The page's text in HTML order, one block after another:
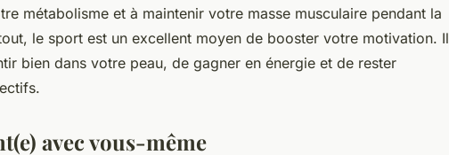
métabolisme et à maintenir votre masse musculaire pendant la
le sport est un excellent moyen de booster votre motivation. Il
bien dans votre peau, de gagner en énergie et de rester
avec vous-même